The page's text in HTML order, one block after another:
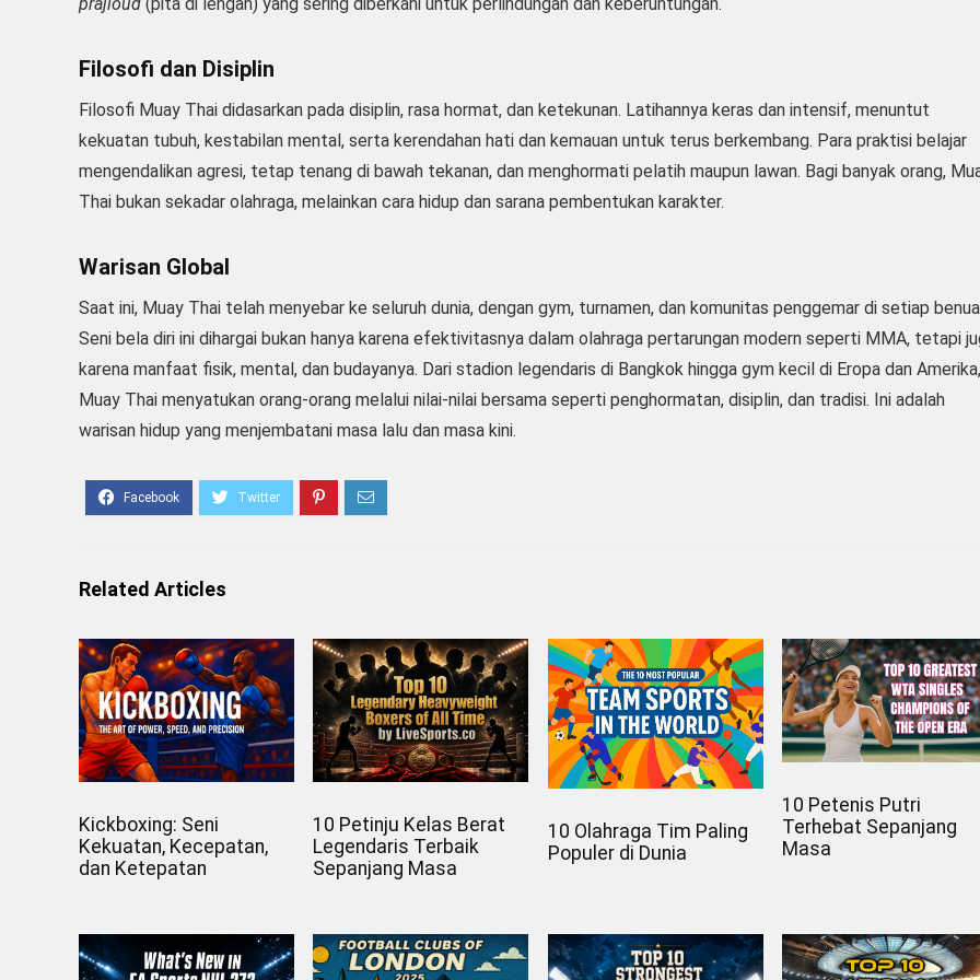
Filosofi dan Disiplin
Filosofi Muay Thai didasarkan pada disiplin, rasa hormat, dan ketekunan. Latihannya keras dan intensif, menuntut
kekuatan tubuh, kestabilan mental, serta kerendahan hati dan kemauan untuk terus berkembang. Para praktisi belajar
mengendalikan agresi, tetap tenang di bawah tekanan, dan menghormati pelatih maupun lawan. Bagi banyak orang,
Thai bukan sekadar olahraga, melainkan cara hidup dan sarana pembentukan karakter.
Warisan Global
Saat ini, Muay Thai telah menyebar ke seluruh dunia, dengan gym, turnamen, dan komunitas penggemar di setiap
Seni bela diri ini dihargai bukan hanya karena efektivitasnya dalam olahraga pertarungan modern seperti MMA, tetapi
karena manfaat fisik, mental, dan budayanya. Dari stadion legendaris di Bangkok hingga gym kecil di Eropa dan Amerika,
Muay Thai menyatukan orang-orang melalui nilai-nilai bersama seperti penghormatan, disiplin, dan tradisi. Ini adalah
warisan hidup yang menjembatani masa lalu dan masa kini.
Related Articles
Kickboxing: Seni
Kekuatan, Kecepatan,
dan Ketepatan
10 Petinju Kelas Berat
Legendaris Terbaik
Sepanjang Masa
10 Olahraga Tim Paling
Populer di Dunia
10 Petenis Putri
Terhebat Sepanjang
Masa